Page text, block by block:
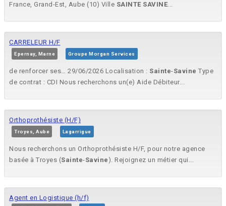
France, Grand-Est, Aube (10) Ville SAINTE SAVINE...
CARRELEUR H/F
Epernay, Marne Groupe Morgan Services
de renforcer ses… 29/06/2026 Localisation : Sainte-Savine Type
de contrat : CDI Nous recherchons un(e) Aide Débiteur...
Orthoprothésiste (H/F)
Troyes, Aube Lagarrigue
Nous recherchons un Orthoprothésiste H/F, pour notre agence
basée à Troyes (Sainte-Savine ). Rejoignez un métier qui...
Agent en Logistique (h/f)